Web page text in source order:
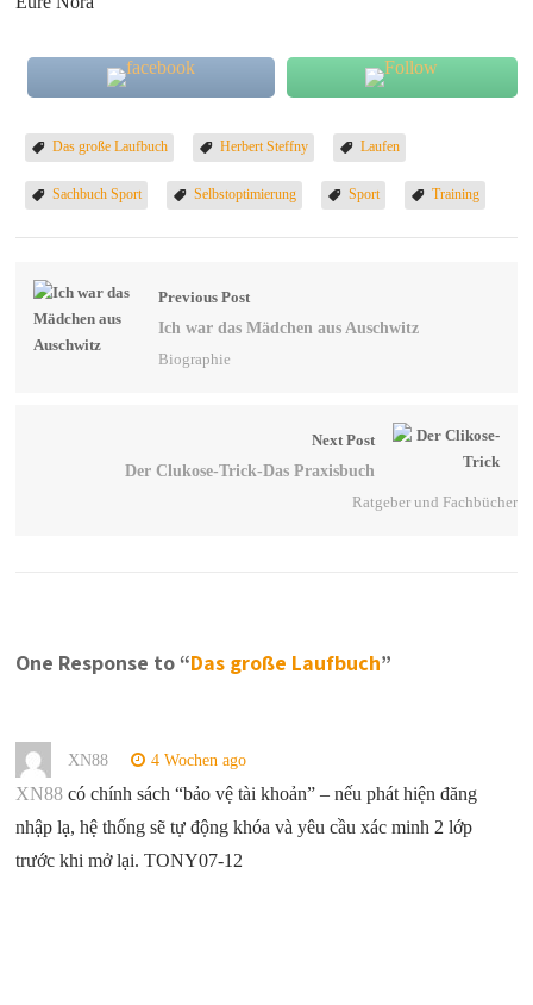
Das große Laufbuch Herbert Steffny Laufen
Sachbuch Sport Selbstoptimierung Sport Training
Previous Post
Ich war das Mädchen aus Auschwitz
Biographie
Next Post
Der Clukose-Trick-Das Praxisbuch
Ratgeber und Fachbücher
One Response to “Das große Laufbuch”
XN88 4 Wochen ago
XN88 có chính sách “bảo vệ tài khoản” – nếu phát hiện đăng
nhập lạ, hệ thống sẽ tự động khóa và yêu cầu xác minh 2 lớp
trước khi mở lại. TONY07-12